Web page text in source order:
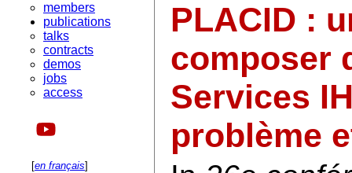
members
publications
talks
contracts
demos
jobs
access
[en français]
PLACID :
composer
Services
problème